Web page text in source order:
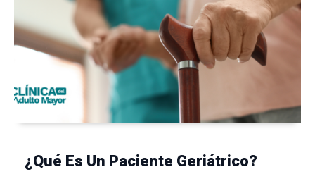
¿Qué Es Un Paciente Geriátrico?